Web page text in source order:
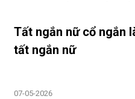
Tất ngắn nữ cổ ngắn
tất ngắn nữ
07-05-2026